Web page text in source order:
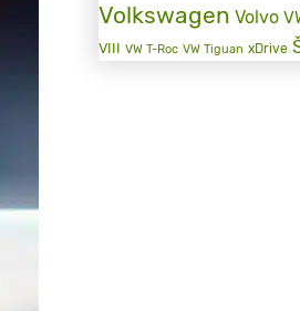
Volkswagen Volvo
VIII VW T-Roc VW Tiguan xDrive